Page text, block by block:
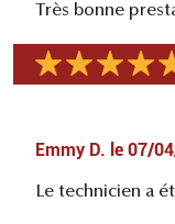
Très bonne
Emmy D. le 07/
Le technicien a